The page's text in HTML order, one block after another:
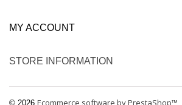
© 2026 Ecommerce software by PrestaShop™
MY ACCOUNT
STORE INFORMATION